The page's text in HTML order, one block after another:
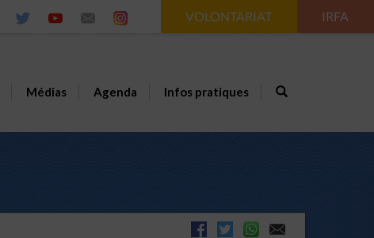
VOLONTARIAT IRFA
Médias Agenda Infos pratiques